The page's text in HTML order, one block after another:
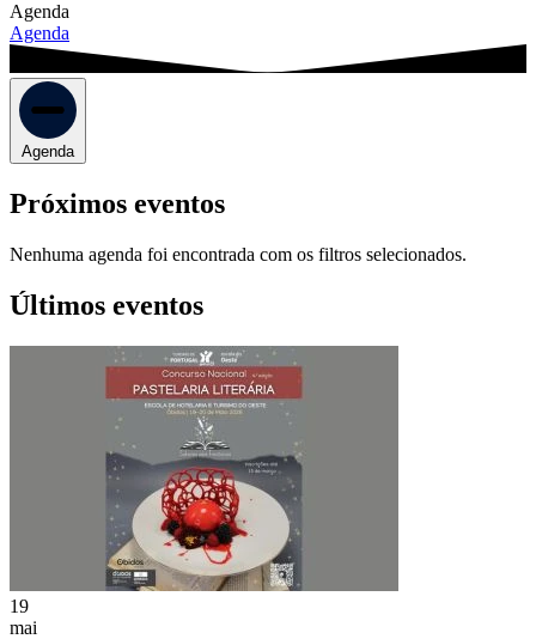
Agenda
Agenda
Agenda
Próximos eventos
Nenhuma agenda foi encontrada com os filtros selecionados.
Últimos eventos
19
mai